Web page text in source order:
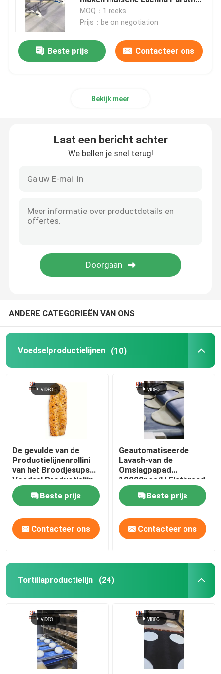
Tortillaproductielijn
De Productielijn van de pizzabasis
Lachha Paratha die Machine maken
Roti Canai die Machine maken
Rotichapati die Machine maken
De Machine van het Lavashbrood
Doughnut die Machine maken
Chinese Vleespasteiproductielijn
die Machine maken
MOQ：1 reeks
Prijs：be on negotiation
Beste prijs Contacteer ons
Bekijk meer
Laat een bericht achter
We bellen je snel terug!
ANDERE CATEGORIEËN VAN ONS
Voedselproductielijnen (10)
De gevulde van de
Productielijnenrollini
van het Broodjesups
Voedsel Productielijn
van de de Strudel
Chinese Vleespastei
Beste prijs
Contacteer ons
Geautomatiseerde
Lavash-van de
Omslagpapad
10000pcs/H Flatbread
van de Brood
Automatische Lijn de
Makermachine
Beste prijs
Contacteer ons
Tortillaproductielijn (24)